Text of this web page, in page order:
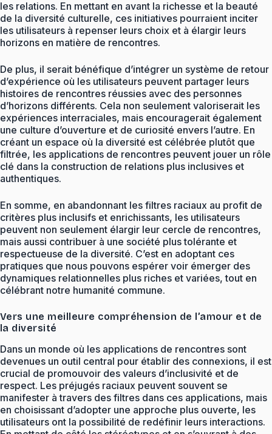
les relations. En mettant en avant la richesse et la beauté
de la diversité culturelle, ces initiatives pourraient inciter
les utilisateurs à repenser leurs choix et à élargir leurs
horizons en matière de rencontres.
De plus, il serait bénéfique d’intégrer un système de retour
d’expérience où les utilisateurs peuvent partager leurs
histoires de rencontres réussies avec des personnes
d’horizons différents. Cela non seulement valoriserait les
expériences interraciales, mais encouragerait également
une culture d’ouverture et de curiosité envers l’autre. En
créant un espace où la diversité est célébrée plutôt que
filtrée, les applications de rencontres peuvent jouer un rôle
clé dans la construction de relations plus inclusives et
authentiques.
En somme, en abandonnant les filtres raciaux au profit de
critères plus inclusifs et enrichissants, les utilisateurs
peuvent non seulement élargir leur cercle de rencontres,
mais aussi contribuer à une société plus tolérante et
respectueuse de la diversité. C’est en adoptant ces
pratiques que nous pouvons espérer voir émerger des
dynamiques relationnelles plus riches et variées, tout en
célébrant notre humanité commune.
Vers une meilleure compréhension de l’amour et de
la diversité
Dans un monde où les applications de rencontres sont
devenues un outil central pour établir des connexions, il est
crucial de promouvoir des valeurs d’inclusivité et de
respect. Les préjugés raciaux peuvent souvent se
manifester à travers des filtres dans ces applications, mais
en choisissant d’adopter une approche plus ouverte, les
utilisateurs ont la possibilité de redéfinir leurs interactions.